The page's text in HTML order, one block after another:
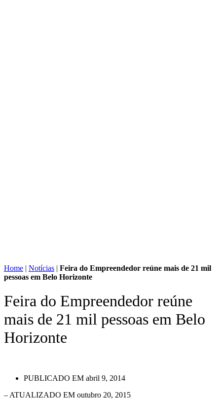
Home | Notícias | Feira do Empreendedor reúne mais de 21 mil
pessoas em Belo Horizonte
Feira do Empreendedor reúne
mais de 21 mil pessoas em Belo
Horizonte
PUBLICADO EM abril 9, 2014
– ATUALIZADO EM outubro 20, 2015